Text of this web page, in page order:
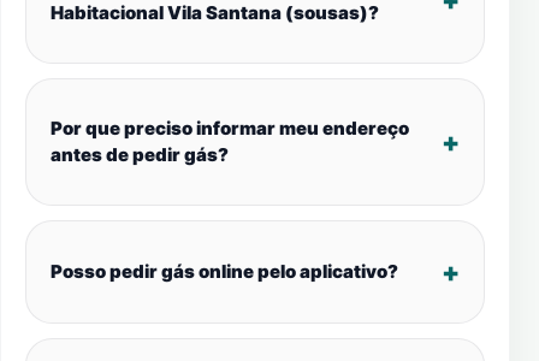
Habitacional Vila Santana (sousas)?
Por que preciso informar meu endereço
antes de pedir gás?
Posso pedir gás online pelo aplicativo?